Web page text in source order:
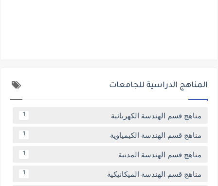
المناهج الدراسية للجامعات
مناهج قسم الهندسة الكهربائية 1
مناهج قسم الهندسة الكيمياوية 1
مناهج قسم الهندسة المدنية 1
مناهج قسم الهندسة الميكانيكية 1